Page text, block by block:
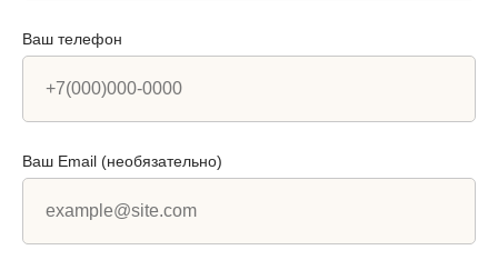
Ваш телефон
Ваш Email (необязательно)